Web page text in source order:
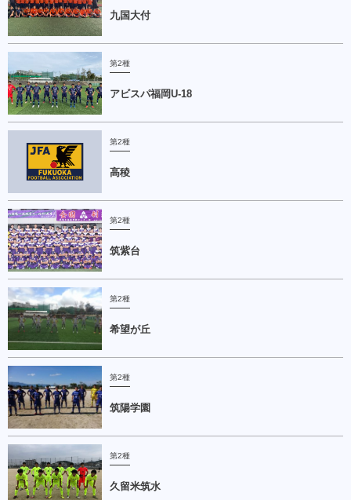
九国大付
第2種
アビスパ福岡U-18
第2種
高稜
第2種
筑紫台
第2種
希望が丘
第2種
筑陽学園
第2種
久留米筑水